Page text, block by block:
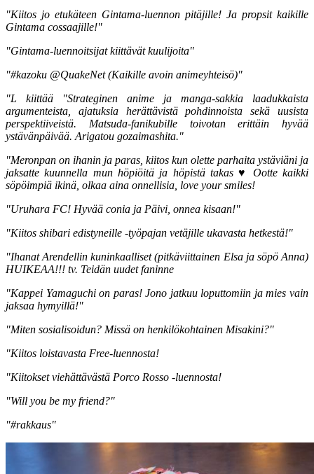
"Kiitos jo etukäteen Gintama-luennon pitäjille! Ja propsit kaikille
Gintama cossaajille!"
"Gintama-luennoitsijat kiittävät kuulijoita"
"#kazoku @QuakeNet (Kaikille avoin animeyhteisö)"
"L kiittää "Strateginen anime ja manga-sakkia laadukkaista
argumenteista, ajatuksia herättävistä pohdinnoista sekä uusista
perspektiiveistä. Matsuda-fanikubille toivotan erittäin hyvää
ystävänpäivää. Arigatou gozaimashita."
"Meronpan on ihanin ja paras, kiitos kun olette parhaita ystäviäni ja
jaksatte kuunnella mun höpiöitä ja höpistä takas♥ Ootte kaikki
söpöimpiä ikinä, olkaa aina onnellisia, love your smiles!
"Uruhara FC! Hyvää conia ja Päivi, onnea kisaan!"
"Kiitos shibari edistyneille -työpajan vetäjille ukavasta hetkestä!"
"Ihanat Arendellin kuninkaalliset (pitkäviittainen Elsa ja söpö Anna)
HUIKEAA!!! tv. Teidän uudet faninne
"Kappei Yamaguchi on paras! Jono jatkuu loputtomiin ja mies vain
jaksaa hymyillä!"
"Miten sosialisoidun? Missä on henkilökohtainen Misakini?"
"Kiitos loistavasta Free-luennosta!
"Kiitokset viehättävästä Porco Rosso -luennosta!
"Will you be my friend?"
"#rakkaus"